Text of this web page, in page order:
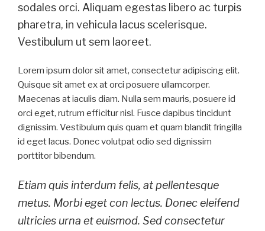
sodales orci. Aliquam egestas libero ac turpis
pharetra, in vehicula lacus scelerisque.
Vestibulum ut sem laoreet.
Lorem ipsum dolor sit amet, consectetur adipiscing elit.
Quisque sit amet ex at orci posuere ullamcorper.
Maecenas at iaculis diam. Nulla sem mauris, posuere id
orci eget, rutrum efficitur nisl. Fusce dapibus tincidunt
dignissim. Vestibulum quis quam et quam blandit fringilla
id eget lacus. Donec volutpat odio sed dignissim
porttitor bibendum.
Etiam quis interdum felis, at pellentesque
metus. Morbi eget con lectus. Donec eleifend
ultricies urna et euismod. Sed consectetur